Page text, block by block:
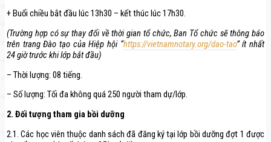
+ Buổi chiều bắt đầu lúc 13h30 – kết thúc lúc 17h30.
(Trường hợp có sự thay đổi về thời gian tổ chức, Ban Tổ chức sẽ thông báo
trên trang Đào tạo của Hiệp hội “https://vietnamnotary.org/dao-tao” ít nhất
24 giờ trước khi lớp bắt đầu)
– Thời lượng: 08 tiếng.
– Số lượng: Tối đa không quá 250 người tham dự/lớp.
2. Đối tượng tham gia bồi dưỡng
2.1. Các học viên thuộc danh sách đã đăng ký tại lớp bồi dưỡng đợt 1 được